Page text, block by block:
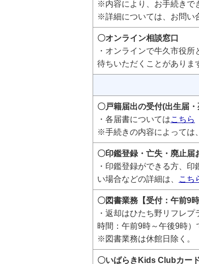
※内容により、お手続きで
※詳細については、お問い
〇オンライン相談窓口
・オンラインで牛久市役
待ちいただくことがありま
〇戸籍届出の受付(出生届
・各届書についてはこちら
※手続きの内容によっては
〇印鑑登録・亡失・廃止届
・印鑑登録ができる方、
い場合などの詳細は、
こち
〇図書業務【受付：午前9
・返却はひたち野リフレ
時間：午前9時～午後9時）
※図書業務は休館日除く。
〇いばらきKids Clubカー